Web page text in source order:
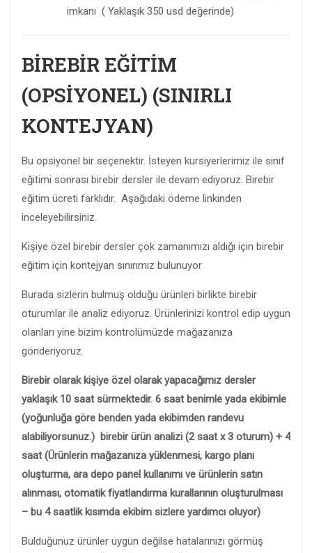
imkanı ( Yaklaşık 350 usd değerinde)
BİREBİR EĞİTİM
(OPSİYONEL) (SINIRLI
KONTEJYAN)
Bu opsiyonel bir seçenektir. İsteyen kursiyerlerimiz ile sınıf
eğitimi sonrası birebir dersler ile devam ediyoruz. Birebir
eğitim ücreti farklıdır. Aşağıdaki ödeme linkinden
inceleyebilirsiniz.
Kişiye özel birebir dersler çok zamanımızı aldığı için birebir
eğitim için kontejyan sınırımız bulunuyor
Burada sizlerin bulmuş olduğu ürünleri birlikte birebir
oturumlar ile analiz ediyoruz. Ürünlerinizi kontrol edip uygun
olanları yine bizim kontrolümüzde mağazanıza
gönderiyoruz.
Birebir olarak kişiye özel olarak yapacağımız dersler
yaklaşık 10 saat sürmektedir. 6 saat benimle yada ekibimle
(yoğunluğa göre benden yada ekibimden randevu
alabiliyorsunuz.) birebir ürün analizi (2 saat x 3 oturum) + 4
saat (Ürünlerin mağazanıza yüklenmesi, kargo planı
oluşturma, ara depo panel kullanımı ve ürünlerin satın
alınması, otomatik fiyatlandırma kurallarının oluşturulması
– bu 4 saatlik kısımda ekibim sizlere yardımcı oluyor)
Bulduğunuz ürünler uygun değilse hatalarınızı görmüş